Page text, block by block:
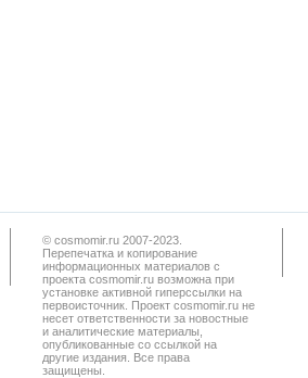
© cosmomir.ru 2007-2023.
Перепечатка и копирование
информационных материалов с
проекта cosmomir.ru возможна при
установке активной гиперссылки на
первоисточник. Проект cosmomir.ru не
несет ответственности за новостные
и аналитические материалы,
опубликованные со ссылкой на
другие издания. Все права
защищены.